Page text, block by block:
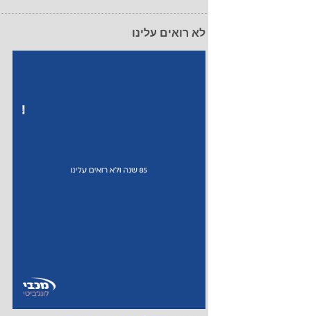
לא רואים עלינו